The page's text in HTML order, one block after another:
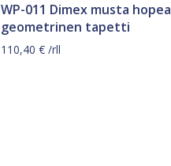
WP-011 Dimex musta hopea
geometrinen tapetti
110,40€ /rll